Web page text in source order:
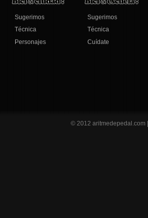
Sugerimos
Técnica
Personajes
Sugerimos
Técnica
Cuídate
© 2012aritmedepedal.com